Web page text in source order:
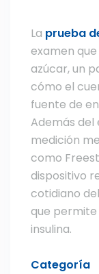
La prueba
examen
azúcar, un
cómo el
fuente de
Además del
medición
como
dispositivo
cotidiano
que
insulina.
Categoría